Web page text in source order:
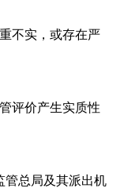
不实，或存在严
评价产生实质性
总局及其派出机